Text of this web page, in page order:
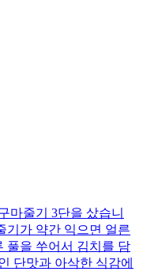
마줄기 3단을 샀습니
기가 약간 익으면 얼른
풀을 쑤어서 김치를 담
단맛과 아삭한 식감에